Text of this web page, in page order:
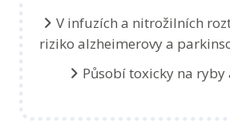
V infuzích a nitrožilních
rizikoalzheimerovy a
Působí toxicky na